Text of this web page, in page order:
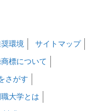
環境
サイトマップ
標について
さがす
大学とは